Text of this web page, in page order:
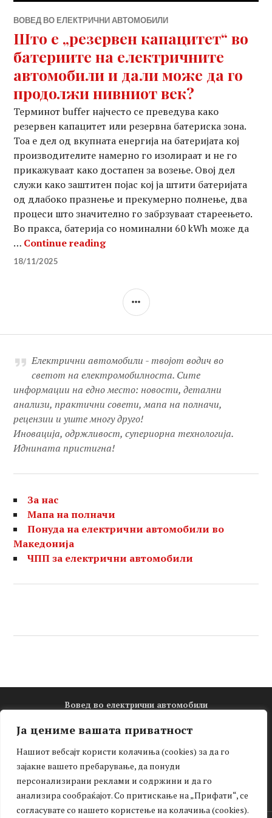
Ја цениме вашата приватност
Нашиот вебсајт користи колачиња (cookies) за да го
зајакне вашето пребарување, да понуди
персонализирани реклами и содржини и да го
анализира сообраќајот. Со притискање на „Прифати“, се
согласувате со нашето користење на колачиња (cookies).
ВОВЕД ВО ЕЛЕКТРИЧНИ АВТОМОБИЛИ
Што е „резервен капацитет“ во
батериите на електричните
автомобили и дали може да го
продолжи нивниот век?
Терминот buffer најчесто се преведува како
резервен капацитет или резервна батериска зона.
Тоа е дел од вкупната енергија на батеријата кој
производителите намерно го изолираат и не го
прикажуваат како достапен за возење. Овој дел
служи како заштитен појас кој ја штити батеријата
од длабоко празнење и прекумерно полнење, два
процеси што значително го забрзуваат стареењето.
Во пракса, батерија со номинални 60 kWh може да
… Continue readingШто е „резервен капацитет“
18/11/2025
SIDEBAR
Електрични автомобили - твојот водич во
светот на електромобилноста. Сите
информации на едно место: новости, детални
анализи, практични совети, мапа на полначи,
рецензии и уште многу друго!
Иновација, одржливост, супериорна технологија.
Иднината пристигна!
За нас
Мапа на полначи
Понуда на електрични автомобили во
Македонија
ЧПП за електрични автомобили
Вовед во електрични автомобили
Новости
Зелена мобилност
Тест-драјв